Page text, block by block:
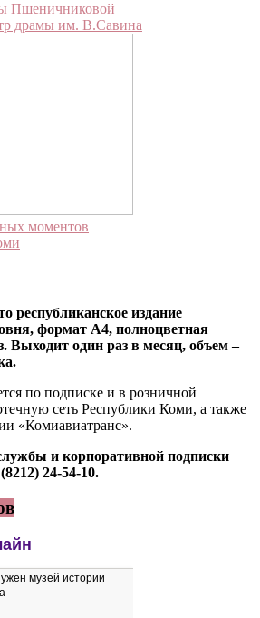
республиканское издание
формат А4, полноцветная
Выходит один раз в месяц, объем –
по подписке и в розничной
сеть Республики Коми, а также
«Комиавиатранс».
и корпоративной подписки
24-54-10.